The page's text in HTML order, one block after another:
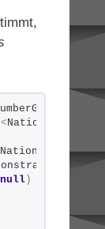
<
null)